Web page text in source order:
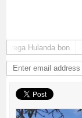
yega Hulanda bon